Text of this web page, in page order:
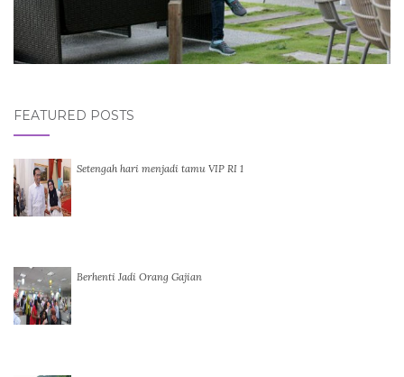
FEATURED POSTS
Setengah hari menjadi tamu VIP RI 1
Berhenti Jadi Orang Gajian